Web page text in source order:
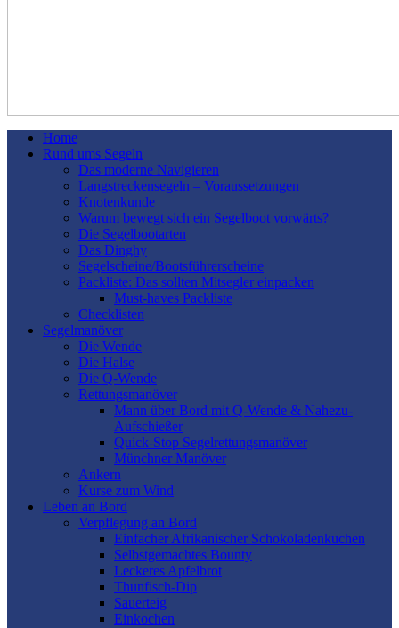
Home
Rund ums Segeln
Das moderne Navigieren
Langstreckensegeln – Voraussetzungen
Knotenkunde
Warum bewegt sich ein Segelboot vorwärts?
Die Segelbootarten
Das Dinghy
Segelscheine/Bootsführerscheine
Packliste: Das sollten Mitsegler einpacken
Must-haves Packliste
Checklisten
Segelmanöver
Die Wende
Die Halse
Die Q-Wende
Rettungsmanöver
Mann über Bord mit Q-Wende & Nahezu-
Aufschießer
Quick-Stop Segelrettungsmanöver
Münchner Manöver
Ankern
Kurse zum Wind
Leben an Bord
Verpflegung an Bord
Einfacher Afrikanischer Schokoladenkuchen
Selbstgemachtes Bounty
Leckeres Apfelbrot
Thunfisch-Dip
Sauerteig
Einkochen